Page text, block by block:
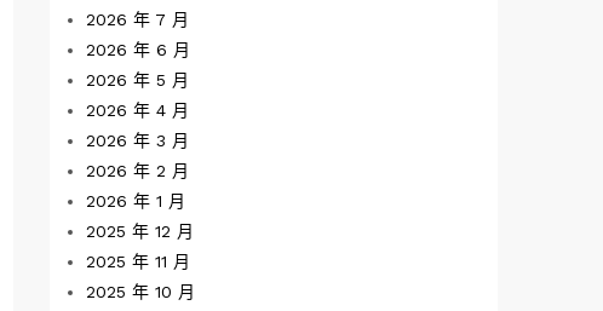
2026 年 7 月
2026 年 6 月
2026 年 5 月
2026 年 4 月
2026 年 3 月
2026 年 2 月
2026 年 1 月
2025 年 12 月
2025 年 11 月
2025 年 10 月